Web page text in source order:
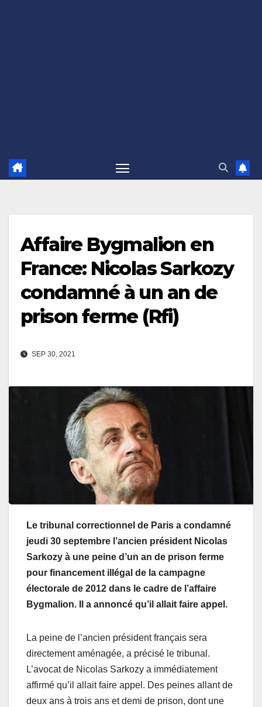
Affaire Bygmalion en
France: Nicolas Sarkozy
condamné à un an de
prison ferme (Rfi)
SEP 30, 2021
Le tribunal correctionnel de Paris a condamné
jeudi 30 septembre l’ancien président Nicolas
Sarkozy à une peine d’un an de prison ferme
pour financement illégal de la campagne
électorale de 2012 dans le cadre de l’affaire
Bygmalion. Il a annoncé qu’il allait faire appel.
La peine de l’ancien président français sera
directement aménagée, a précisé le tribunal.
L’avocat de Nicolas Sarkozy a immédiatement
affirmé qu’il allait faire appel. Des peines allant de
deux ans à trois ans et demi de prison, dont une